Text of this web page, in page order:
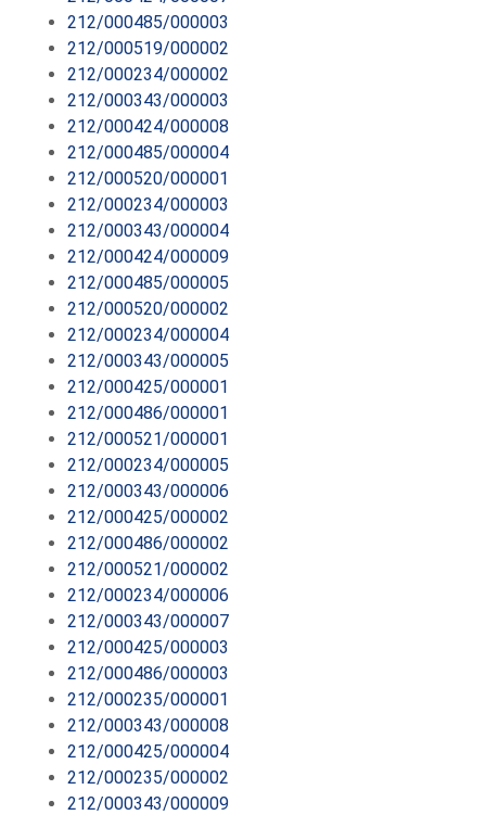
212/000485/000003
212/000519/000002
212/000234/000002
212/000343/000003
212/000424/000008
212/000485/000004
212/000520/000001
212/000234/000003
212/000343/000004
212/000424/000009
212/000485/000005
212/000520/000002
212/000234/000004
212/000343/000005
212/000425/000001
212/000486/000001
212/000521/000001
212/000234/000005
212/000343/000006
212/000425/000002
212/000486/000002
212/000521/000002
212/000234/000006
212/000343/000007
212/000425/000003
212/000486/000003
212/000235/000001
212/000343/000008
212/000425/000004
212/000235/000002
212/000343/000009